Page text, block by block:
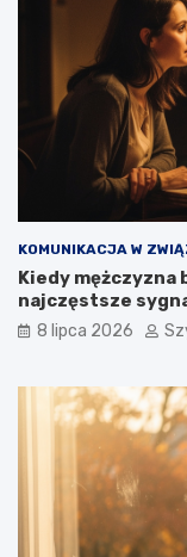
KOMUNIKACJA W
Kiedy mężczyzna
najczęstsze
8 lipca 2026